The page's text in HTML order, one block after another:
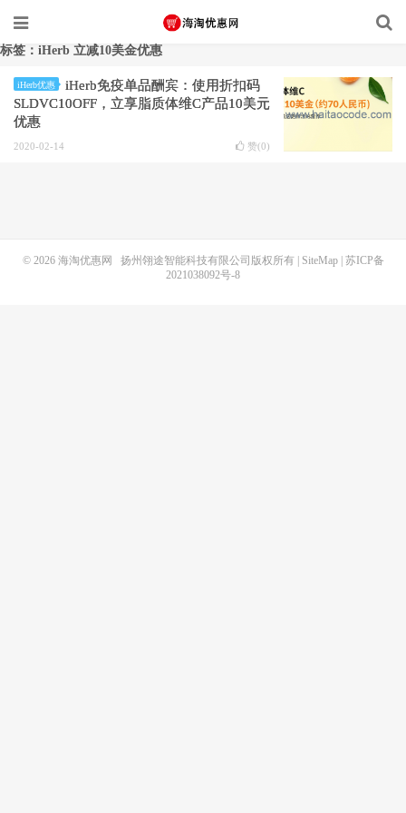
标签：iHerb 立减10美金优惠
iHerb优惠
iHerb免疫单品酬宾：使用折扣码
SLDVC10OFF，立享脂质体维C产品10美元
优惠
2020-02-14 赞(0)
© 2026 海淘优惠网 扬州翎途智能科技有限公司版权所有 | SiteMap| 苏ICP备
2021038092号-8